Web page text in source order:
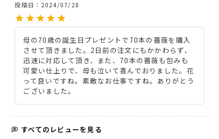
投稿日
2024/07/28
母の70歳の誕生日プレゼントで70本の薔薇を購入
させて頂きました。2日前の注文にもかかわらず、
迅速に対応して頂き、また、70本の薔薇も包みも
可愛い仕上りで、母も泣いて喜んでおりました。花
って良いですね。素敵なお仕事ですね。ありがとう
ございました。
すべてのレビューを見る